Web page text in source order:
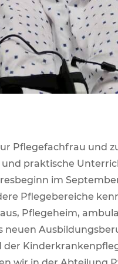
Pflegefachfrau und
praktische
im
Pflegebereiche
Pflegeheim,